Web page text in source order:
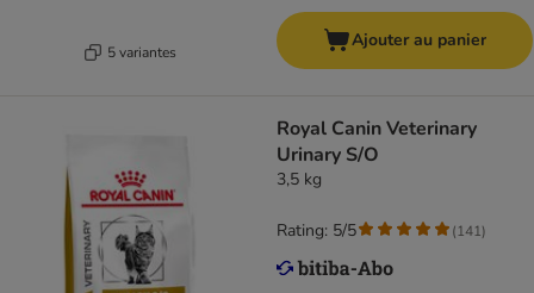
5 variantes
Ajouter au panier
Royal Canin Veterinary
Urinary S/O
3,5 kg
Rating: 5/5 (141)